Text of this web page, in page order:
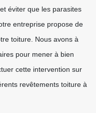
éviter que les parasites
entreprise propose de
toiture. Nous avons à
pour mener à bien
cette intervention sur
revêtements toiture à